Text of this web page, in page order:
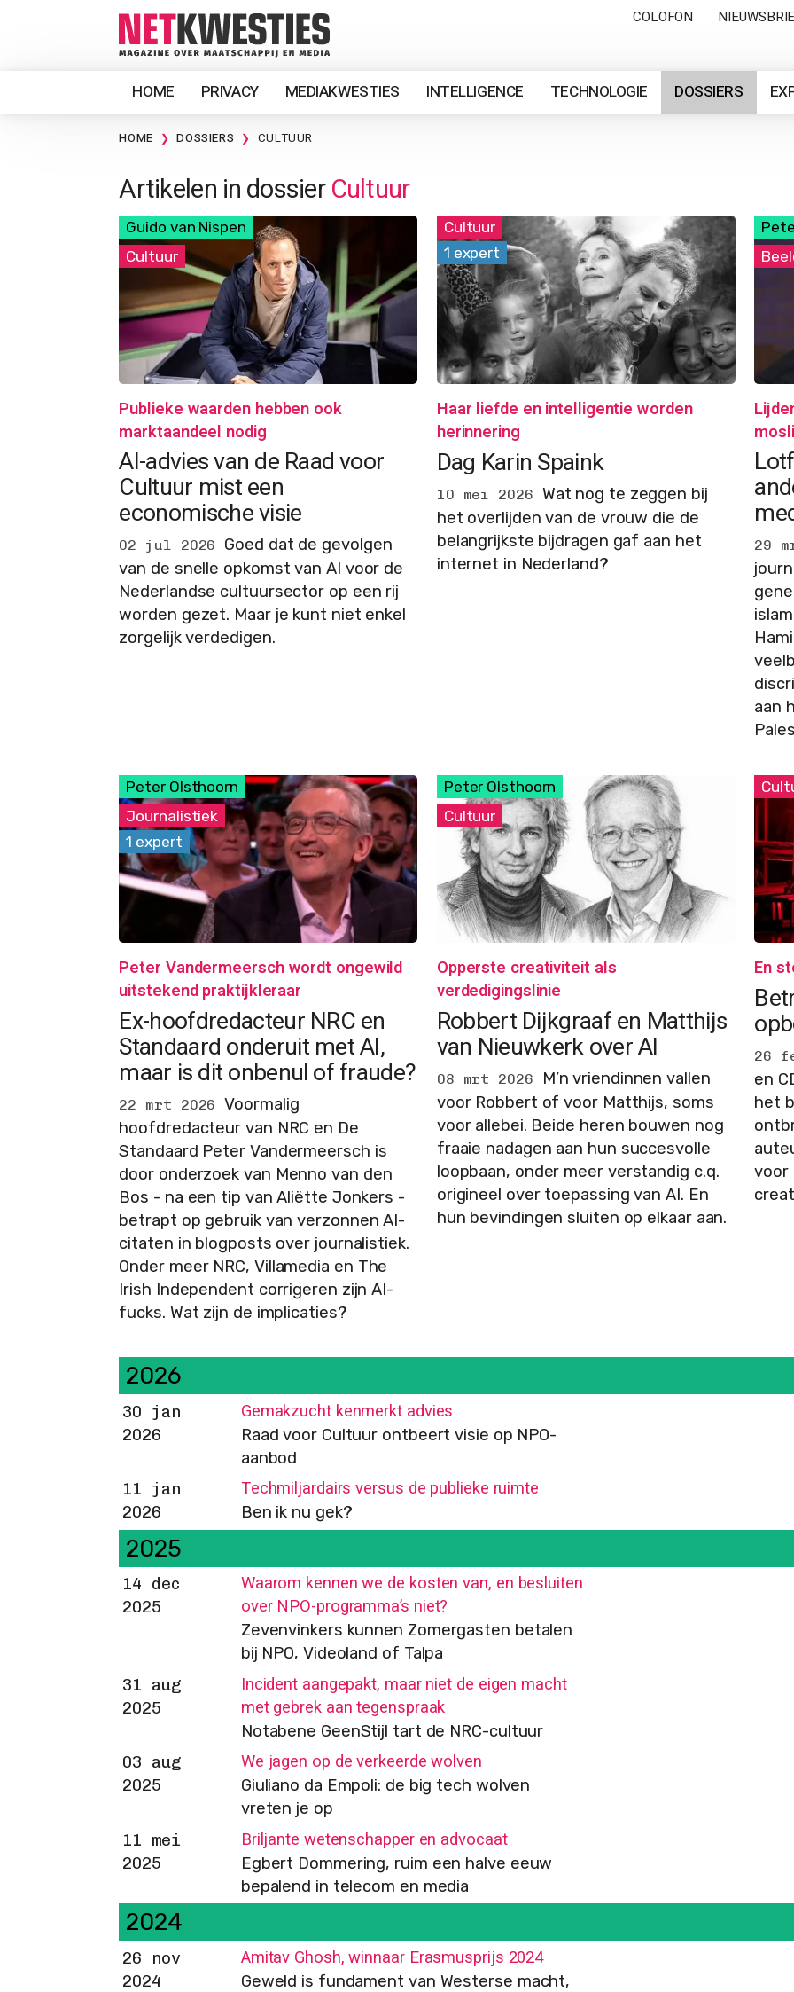
COLOFON
HOME PRIVACY MEDIAKWESTIES INTELLIGENCE TECHNOLOGIE DOSSIERS
HOME DOSSIERS CULTUUR
Artikelen in dossierCultuur
Guido van Nispen
Cultuur
Publieke waarden hebben ook
marktaandeel nodig
AI-advies van de Raad voor
Cultuur mist een
economische visie
02 jul 2026 Goed dat de gevolgen
van de snelle opkomst van AI voor de
Nederlandse cultuursector op een rij
worden gezet. Maar je kunt niet enkel
zorgelijk verdedigen.
Cultuur
1 expert
Haar liefde en intelligentie worden
herinnering
Dag Karin Spaink
10 mei 2026 Wat nog te zeggen bij
het overlijden van de vrouw die de
belangrijkste bijdragen gaf aan het
internet in Nederland?
29
aan
Peter Olsthoorn
Journalistiek
1 expert
Peter Vandermeersch wordt ongewild
uitstekend praktijkleraar
Ex-hoofdredacteur NRC en
Standaard onderuit met AI,
maar is dit onbenul of fraude?
22 mrt 2026Voormalig
hoofdredacteur van NRC en De
Standaard Peter Vandermeersch is
door onderzoek van Menno van den
Bos - na een tip van Aliëtte Jonkers -
betrapt op gebruik van verzonnen AI-
citaten in blogposts over journalistiek.
Onder meer NRC, Villamedia en The
Irish Independent corrigeren zijn AI-
fucks. Wat zijn de implicaties?
Peter Olsthoorn
Cultuur
Opperste creativiteit als
verdedigingslinie
Robbert Dijkgraaf en Matthijs
van Nieuwkerk over AI
08 mrt 2026
M’n vriendinnen vallen
voor Robbert of voor Matthijs, soms
voor allebei. Beide heren bouwen nog
fraaie nadagen aan hun succesvolle
loopbaan, onder meer verstandig c.q.
origineel over toepassing van AI. En
hun bevindingen sluiten op elkaar aan.
En
26
en
het
voor
2026
30 jan
2026
Gemakzucht kenmerkt advies
Raad voor Cultuur ontbeert visie op NPO-
aanbod
11 jan
2026
Techmiljardairs versus de publieke ruimte
Ben ik nu gek?
2025
14 dec
2025
Waarom kennen we de kosten van, en besluiten
over NPO-programma’s niet?
Zevenvinkers kunnen Zomergasten betalen
bij NPO, Videoland of Talpa
31 aug
2025
Incident aangepakt, maar niet de eigen macht
met gebrek aan tegenspraak
Notabene GeenStijl tart de NRC-cultuur
03 aug
2025
We jagen op de verkeerde wolven
Giuliano da Empoli: de big tech wolven
vreten je op
11 mei
2025
Briljante wetenschapper en advocaat
Egbert Dommering, ruim een halve eeuw
bepalend in telecom en media
2024
26 nov
2024
Amitav Ghosh, winnaar Erasmusprijs 2024
Geweld is fundament van Westerse macht,